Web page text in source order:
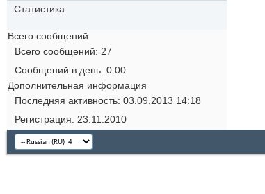
Статистика
Всего сообщений
Всего сообщений 27
Сообщений в день 0.00
Дополнительная информация
Последняя активность 03.09.2013 14:18
Регистрация 23.11.2010